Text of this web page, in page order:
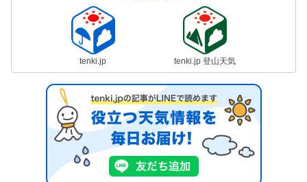
tenki.jp tenki.jp 登山天気